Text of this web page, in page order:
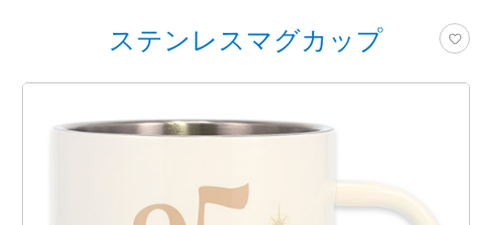
ステンレスマグカップ